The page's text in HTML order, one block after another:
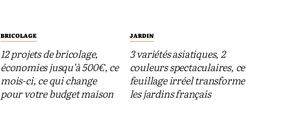
BRICOLAGE
12 projets de bricolage,
économies jusqu’à 500€, ce
mois-ci, ce qui change
pour votre budget maison
JARDIN
3 variétés asiatiques, 2
couleurs spectaculaires, ce
feuillage irréel transforme
les jardins français